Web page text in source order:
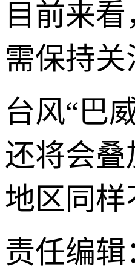
目前来
需保持关
台风“巴
还将会
地区同
责任编